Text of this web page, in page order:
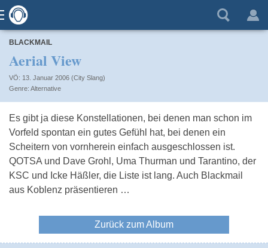
BLACKMAIL
Aerial View
VÖ: 13. Januar 2006 (City Slang)
Alternative
Es gibt ja diese Konstellationen, bei denen man schon im
Vorfeld spontan ein gutes Gefühl hat, bei denen ein
Scheitern von vornherein einfach ausgeschlossen ist.
QOTSA und Dave Grohl, Uma Thurman und Tarantino, der
KSC und Icke Häßler, die Liste ist lang. Auch Blackmail
aus Koblenz präsentieren …
Zurück zum Album